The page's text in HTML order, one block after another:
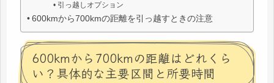
引っ越しオプション
600kmから700kmの距離を引っ越すときの注意
600kmから700kmの距離はどれくら
い？具体的な主要区間と所要時間